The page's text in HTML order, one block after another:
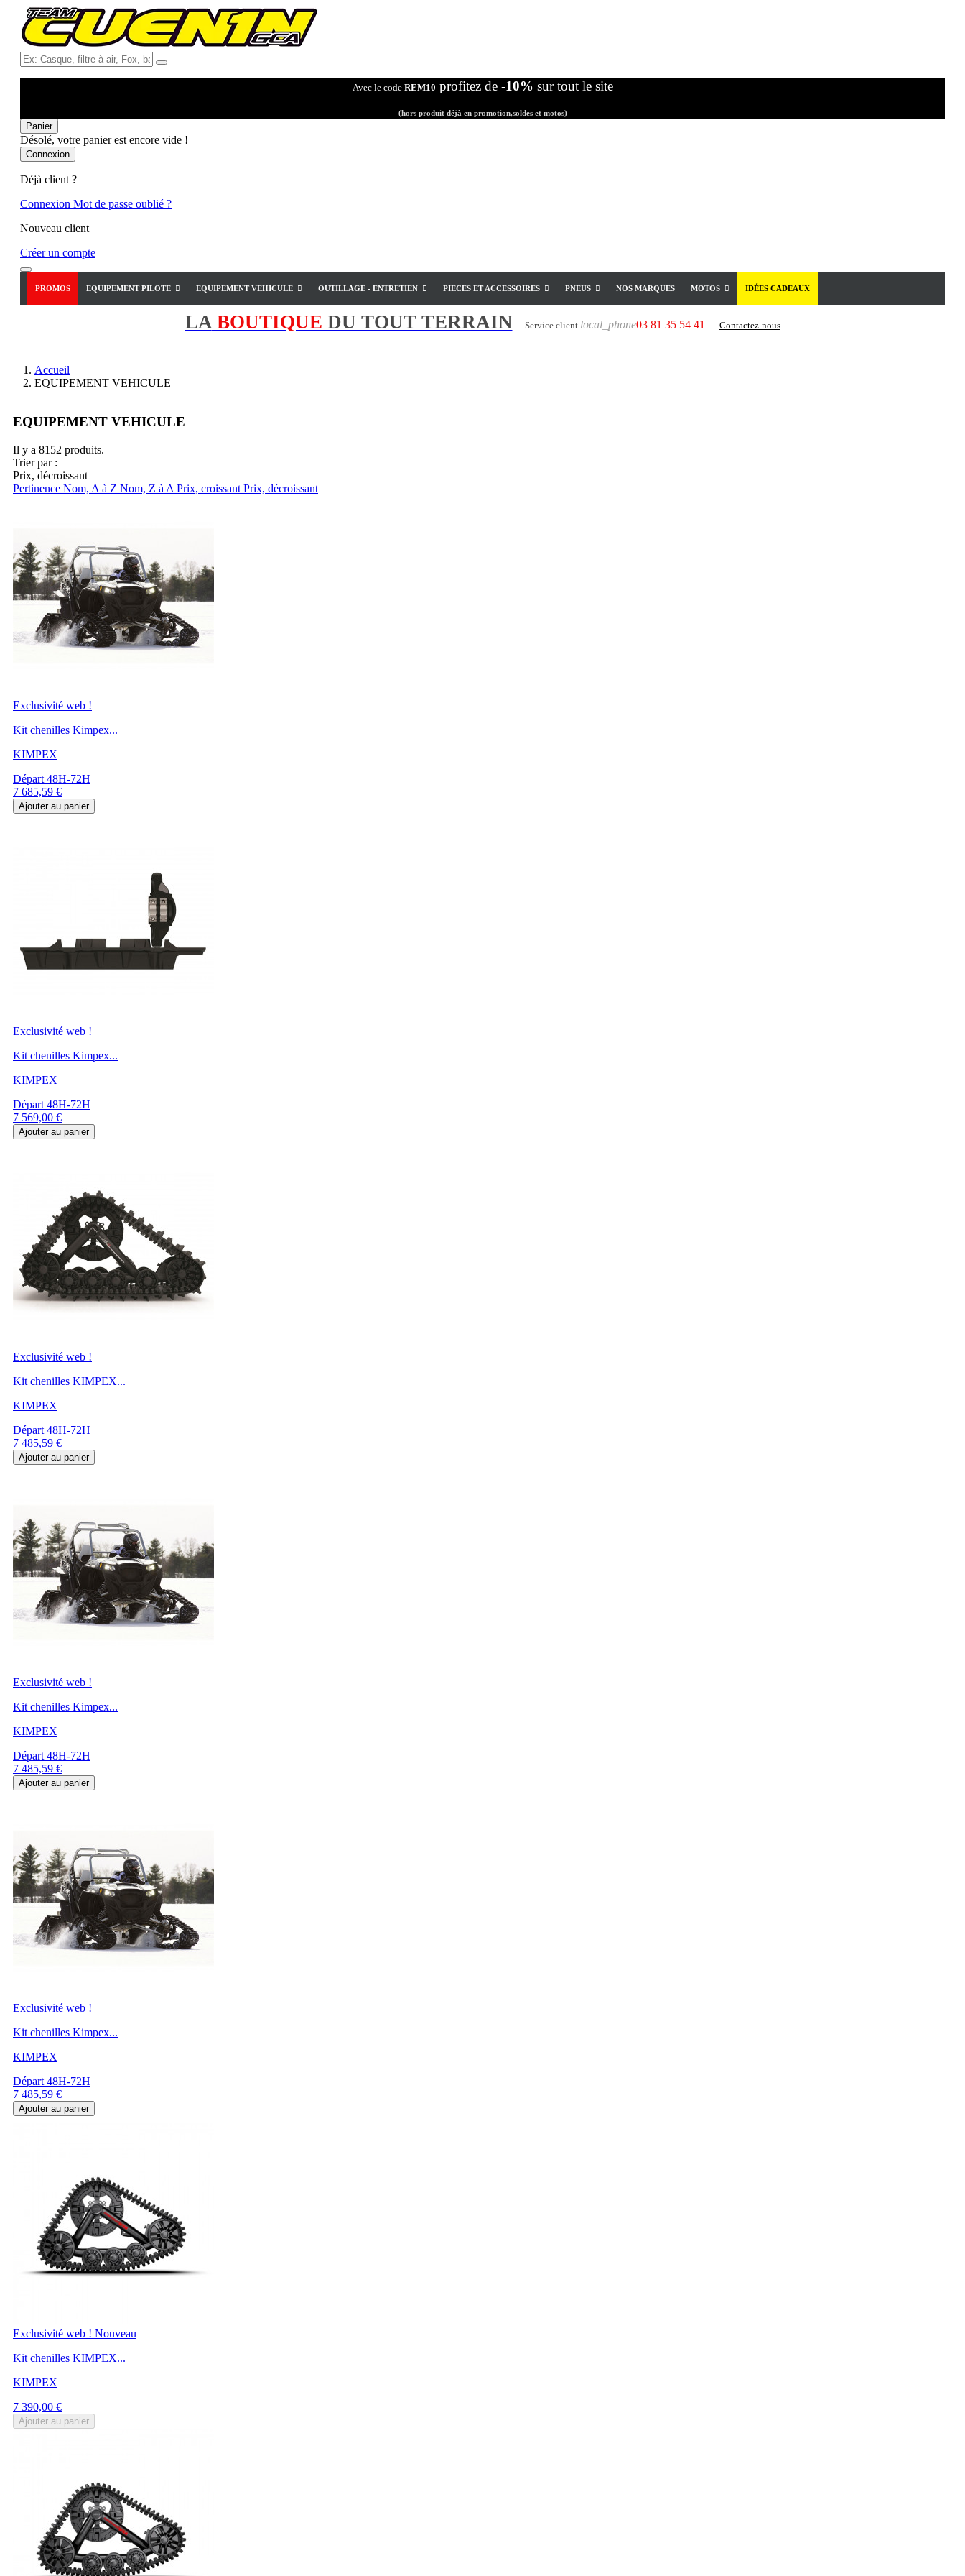
Ex:
Casque,
Fox,
...
Avec le code REM10 profitez de -10% sur tout le site
(hors produit déjà en promotion,soldes et motos)
Panier
Désolé, votre panier est encore vide !
Connexion
Déjà client ?
Connexion Mot de passe oublié ?
Nouveau client
Créer un compte
PROMOS EQUIPEMENT PILOTE EQUIPEMENT VEHICULE OUTILLAGE - ENTRETIEN PIECES ET ACCESSOIRES PNEUS NOS MARQUES MOTOS IDÉES CADEAUX
LABOUTIQUE DU TOUT TERRAIN - Service client local_phone03 81 35 54 41 - Contactez-nous
Accueil
EQUIPEMENT VEHICULE
EQUIPEMENT VEHICULE
Il y a 8152 produits.
Trier par :
Prix, décroissant
Pertinence Nom, A à Z Nom, Z à A Prix, croissant Prix, décroissant
Exclusivité web !
Kit chenilles Kimpex...
KIMPEX
Départ 48H-72H
Prix
7 685,59 €
Ajouter au panier
Exclusivité web !
Kit chenilles Kimpex...
KIMPEX
Départ 48H-72H
Prix
7 569,00 €
Ajouter au panier
Exclusivité web !
Kit chenilles KIMPEX...
KIMPEX
Départ 48H-72H
Prix
7 485,59 €
Ajouter au panier
Exclusivité web !
Kit chenilles Kimpex...
KIMPEX
Départ 48H-72H
Prix
7 485,59 €
Ajouter au panier
Exclusivité web !
Kit chenilles Kimpex...
KIMPEX
Départ 48H-72H
Prix
7 485,59 €
Ajouter au panier
Exclusivité web ! Nouveau
Kit chenilles KIMPEX...
KIMPEX
Prix
7 390,00 €
Ajouter au panier